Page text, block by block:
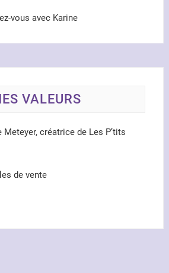
vous avec Karine
VALEURS
Meteyer, créatrice de Les P’tits
de vente